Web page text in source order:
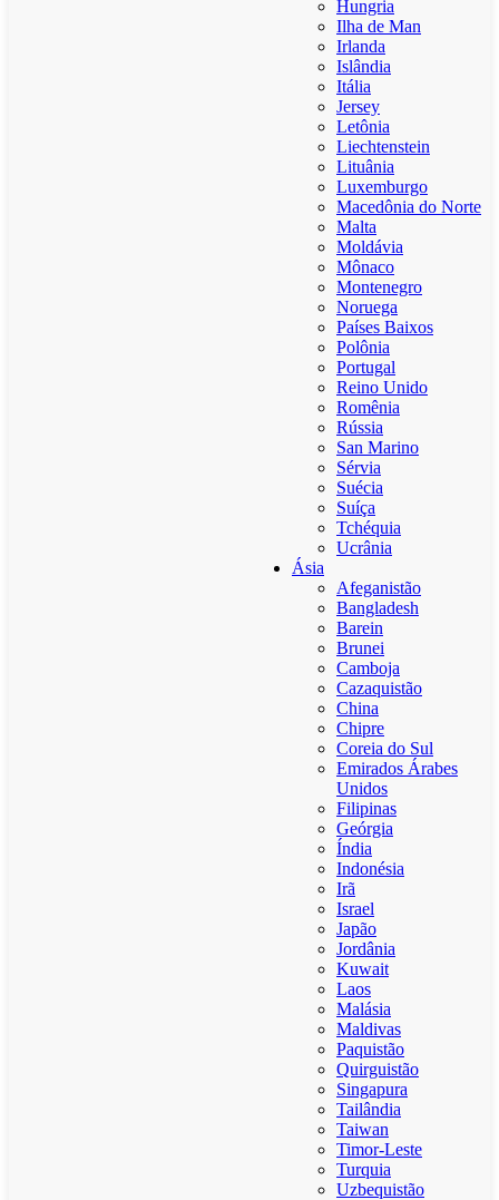
Hungria
Ilha de Man
Irlanda
Islândia
Itália
Jersey
Letônia
Liechtenstein
Lituânia
Luxemburgo
Macedônia do Norte
Malta
Moldávia
Mônaco
Montenegro
Noruega
Países Baixos
Polônia
Portugal
Reino Unido
Romênia
Rússia
San Marino
Sérvia
Suécia
Suíça
Tchéquia
Ucrânia
Ásia
Afeganistão
Bangladesh
Barein
Brunei
Camboja
Cazaquistão
China
Chipre
Coreia do Sul
Emirados Árabes
Unidos
Filipinas
Geórgia
Índia
Indonésia
Irã
Israel
Japão
Jordânia
Kuwait
Laos
Malásia
Maldivas
Paquistão
Quirguistão
Singapura
Tailândia
Taiwan
Timor-Leste
Turquia
Uzbequistão